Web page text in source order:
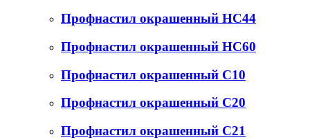
Профнастил окрашенный НС44
Профнастил окрашенный НС60
Профнастил окрашенный С10
Профнастил окрашенный С20
Профнастил окрашенный С21